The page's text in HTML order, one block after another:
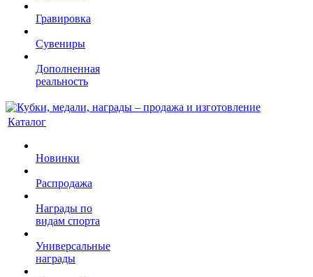
Гравировка
Сувениры
Дополненная
реальность
Каталог
Новинки
Распродажа
Награды по
видам спорта
Универсальные
награды